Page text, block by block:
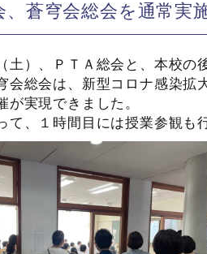
、蒼穹会総会を通常実
土）、ＰＴＡ総会と、本校の
会総会は、新型コロナ感染
が実現できました。
て、１時間目には授業参観も